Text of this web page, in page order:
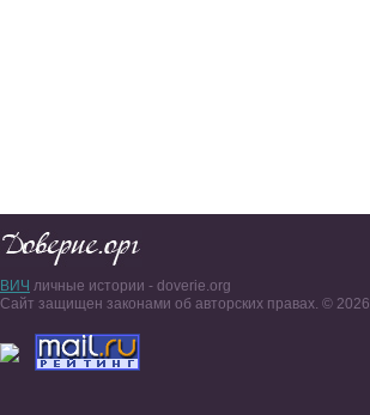
ВИЧ личные истории - doverie.org
Сайт защищен законами об авторских правах. © 2026